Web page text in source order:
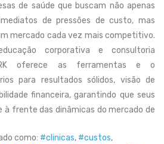
de saúde que buscam não apenas
de pressões de custo, mas
mercado cada vez mais competitivo.
corporativa e consultoria
oferece as ferramentas e o
para resultados sólidos, visão de
financeira, garantindo que seus
frente das dinâmicas do mercado de
como: #clinicas, #custos,